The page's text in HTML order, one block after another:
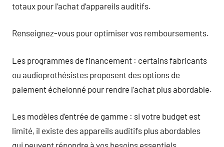
totaux pour l’achat d’appareils auditifs.
Renseignez-vous pour optimiser vos remboursements.
Les programmes de financement : certains fabricants
ou audioprothésistes proposent des options de
paiement échelonné pour rendre l’achat plus abordable.
Les modèles d’entrée de gamme : si votre budget est
limité, il existe des appareils auditifs plus abordables
qui peuvent répondre à vos besoins essentiels.